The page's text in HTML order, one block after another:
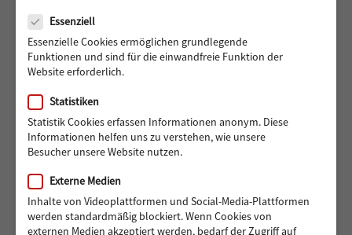
488 Euro gedreht für den guten Zweck: Radisson Blu
Hotel Hamburg unterstützt Hörer helfen Kindern
ARCHIV
Archiv
Monat auswählen
Essenziell
Essenzielle Cookies ermöglichen grundlegende
Funktionen und sind für die einwandfreie Funktion der
Website erforderlich.
Statistiken
Statistik Cookies erfassen Informationen anonym. Diese
Informationen helfen uns zu verstehen, wie unsere
Besucher unsere Website nutzen.
Externe Medien
Inhalte von Videoplattformen und Social-Media-Plattformen
werden standardmäßig blockiert. Wenn Cookies von
externen Medien akzeptiert werden, bedarf der Zugriff auf